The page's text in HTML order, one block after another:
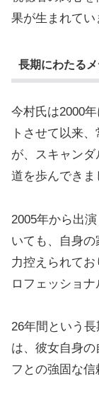
果が生まれてい
長期にわたる
今村氏は2000
トさせて以来
が、スキャン
道を歩んできま
2005年から出
いても、自身
力控えられて
ロフェッショナ
26年間という
は、彼女自身
フとの強固な信